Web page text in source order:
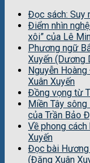
Đọc sách: Suy
Điểm nhìn
xôi” của Lê
Phương ngữ
Xuyến (Dương
Nguyễn
Xuân Xuyến
Đồng vọng từ
Miền Tây
của Trần Bảo
Về phong
Xuyến
Đọc bài Hương
(Đặng Xuân